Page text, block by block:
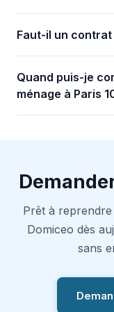
Faut-il un contrat
Quand puis-je
ménage à Paris
Prêt à
Domiceo dès
sans